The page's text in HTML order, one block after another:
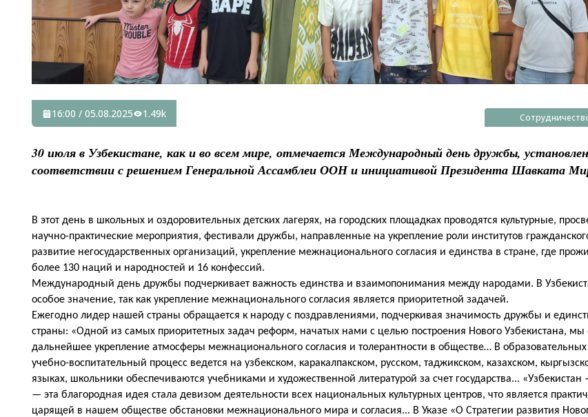
16:00 / 05.08.2025 1.49k
30 июля в Узбекистане, как и во всем мире, отмечается Международный день дружбы,
соответствии с решением Генеральной Ассамблеи ООН и инициативой Президента Шавката
В этот день в школьных и оздоровительных детских лагерях, на городских площадках проводятся культурные,
научно-практические мероприятия, фестивали дружбы, направленные на укрепление роли институтов
развитие негосударственных организаций, укрепление межнационального согласия и единства в стране, где
более 130 наций и народностей и 16 конфессий.
Международный день дружбы подчеркивает важность единства и взаимопонимания между народами. В
особое значение, так как укрепление межнационального согласия является приоритетной задачей.
Ежегодно лидер нашей страны обращается к народу с поздравлениями, подчеркивая значимость дружбы и
страны: «Одной из самых приоритетных задач реформ, начатых нами с целью построения Нового Узбекистана, мы
дальнейшее укрепление атмосферы межнационального согласия и толерантности в обществе… В
учебно-воспитательный процесс ведется на узбекском, каракалпакском, русском, таджикском, казахском,
языках, школьники обеспечиваются учебниками и художественной литературой за счет государства...
— эта благородная идея стала девизом деятельности всех национальных культурных центров, что является
царящей в нашем обществе обстановки межнационального мира и согласия... В Указе «О Стратегии развития